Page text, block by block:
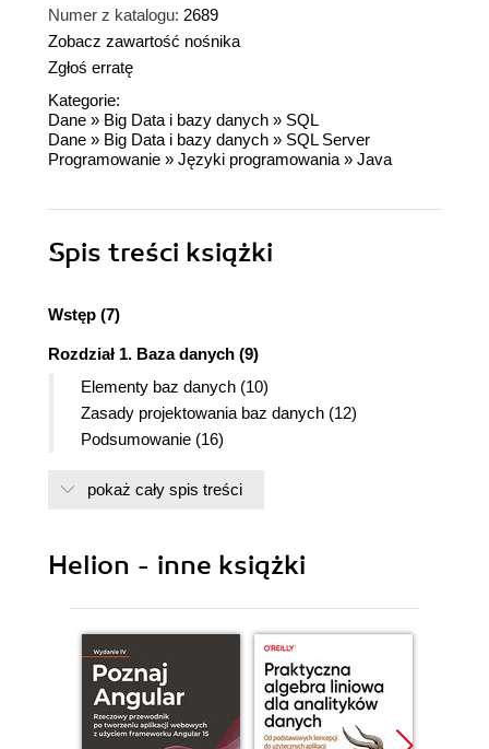
Numer z katalogu: 2689
Zobacz zawartość nośnika
Zgłoś erratę
Kategorie:
Dane » Big Data i bazy danych » SQL
Dane » Big Data i bazy danych » SQL Server
Programowanie » Języki programowania» Java
Spis treści książki
Wstęp (7)
Rozdział 1. Baza danych (9)
Elementy baz danych (10)
Zasady projektowania baz danych (12)
Podsumowanie (16)
INSERT (22)
DELETE (24)
CREATE TABLE (24)
DROP TABLE (27)
ALTER TABLE (28)
CREATE VIEW (29)
DROP VIEW (30)
pokaż cały spis treści
Helion - inne książki